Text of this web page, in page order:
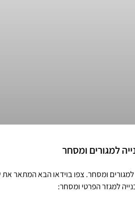
למגורים ומסחר
ומסחר. צפו בוידאו הבא המתאר את
למגזר הפרטי ומסחר: